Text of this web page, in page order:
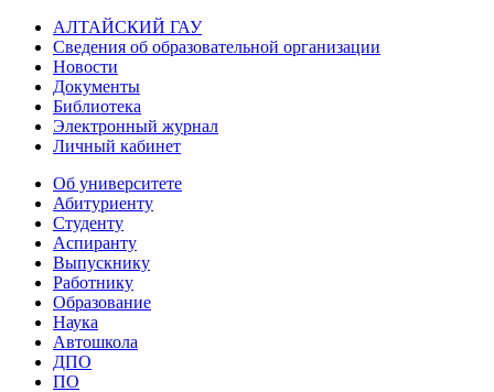
АЛТАЙСКИЙ ГАУ
Сведения об образовательной организации
Новости
Документы
Библиотека
Электронный журнал
Личный кабинет
Об университете
Абитуриенту
Студенту
Аспиранту
Выпускнику
Работнику
Образование
Наука
Автошкола
ДПО
ПО